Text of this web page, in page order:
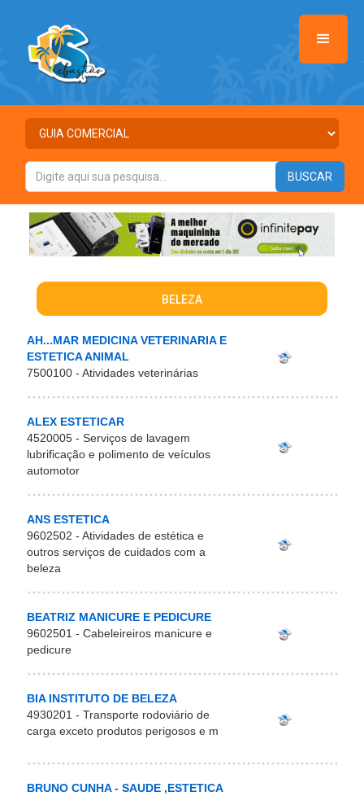
BELEZA
AH...MAR MEDICINA VETERINARIA E
ESTETICA ANIMAL
7500100 - Atividades veterinárias
ALEX ESTETICAR
4520005 - Serviços de lavagem
lubrificação e polimento de veículos
automotor
ANS ESTETICA
9602502 - Atividades de estética e
outros serviços de cuidados com a
beleza
BEATRIZ MANICURE E PEDICURE
9602501 - Cabeleireiros manicure e
pedicure
BIA INSTITUTO DE BELEZA
4930201 - Transporte rodoviário de
carga exceto produtos perigosos e m
BRUNO CUNHA - SAUDE ,ESTETICA